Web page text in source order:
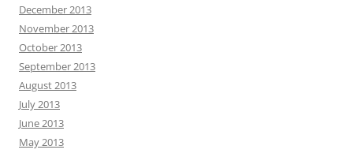
December 2013
November 2013
October 2013
September 2013
August 2013
July 2013
June 2013
May 2013